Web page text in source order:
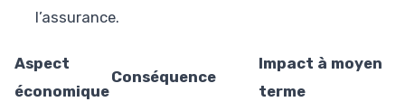
l’assurance.
Aspect
économique
Conséquence
Impact à moyen
terme